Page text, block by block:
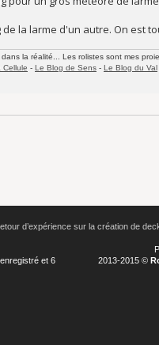
la larme d'un autre. On est
la réalité... Les rolistes sont mes
Cellule - Le Blog de Sens - Le Blog du Val
d’expérience sur la création de
et 6
2013-2015 ©